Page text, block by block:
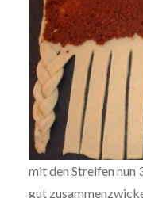
mit den Streifen nun
gut